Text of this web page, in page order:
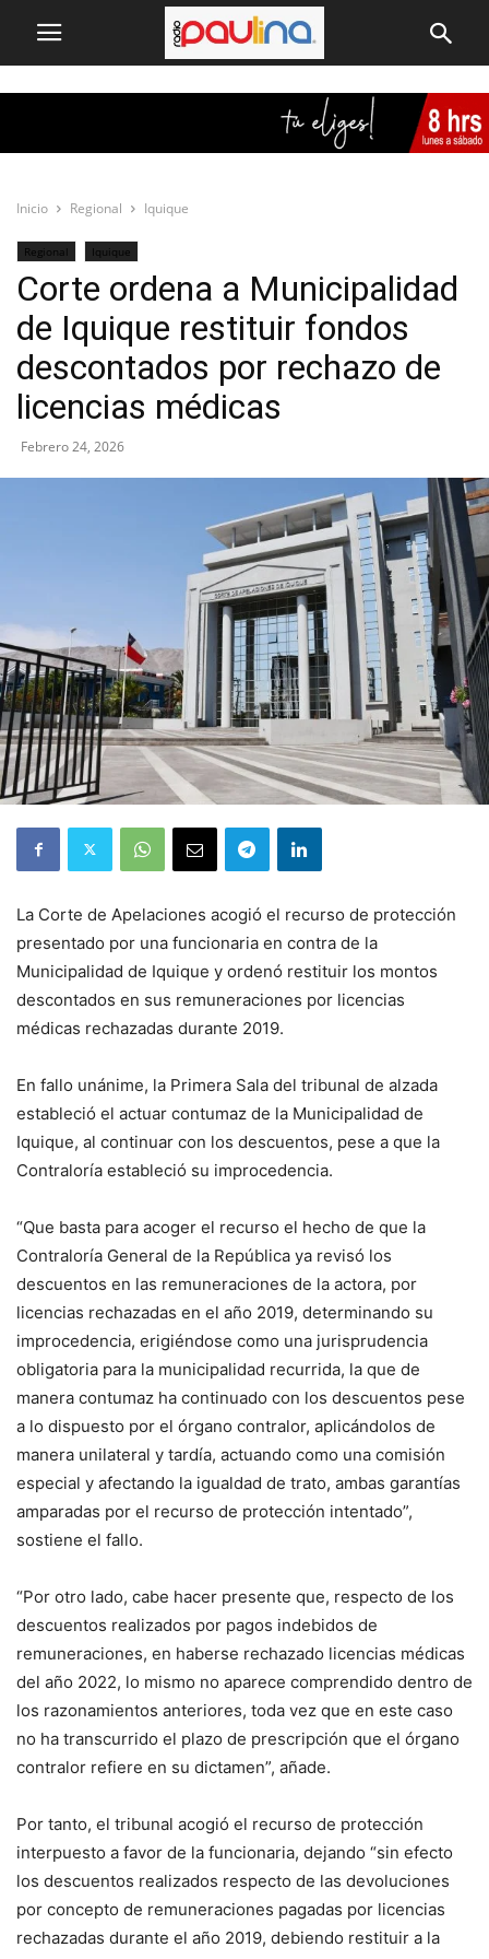
Inicio Regional Iquique
Regional Iquique
Corte ordena a Municipalidad
de Iquique restituir fondos
descontados por rechazo de
licencias médicas
Febrero 24, 2026
La Corte de Apelaciones acogió el recurso de protección
presentado por una funcionaria en contra de la
Municipalidad de Iquique y ordenó restituir los montos
descontados en sus remuneraciones por licencias
médicas rechazadas durante 2019.
En fallo unánime, la Primera Sala del tribunal de alzada
estableció el actuar contumaz de la Municipalidad de
Iquique, al continuar con los descuentos, pese a que la
Contraloría estableció su improcedencia.
“Que basta para acoger el recurso el hecho de que la
Contraloría General de la República ya revisó los
descuentos en las remuneraciones de la actora, por
licencias rechazadas en el año 2019, determinando su
improcedencia, erigiéndose como una jurisprudencia
obligatoria para la municipalidad recurrida, la que de
manera contumaz ha continuado con los descuentos pese
a lo dispuesto por el órgano contralor, aplicándolos de
manera unilateral y tardía, actuando como una comisión
especial y afectando la igualdad de trato, ambas garantías
amparadas por el recurso de protección intentado”,
sostiene el fallo.
“Por otro lado, cabe hacer presente que, respecto de los
descuentos realizados por pagos indebidos de
remuneraciones, en haberse rechazado licencias médicas
del año 2022, lo mismo no aparece comprendido dentro de
los razonamientos anteriores, toda vez que en este caso
no ha transcurrido el plazo de prescripción que el órgano
contralor refiere en su dictamen”, añade.
Por tanto, el tribunal acogió el recurso de protección
interpuesto a favor de la funcionaria, dejando “sin efecto
los descuentos realizados respecto de las devoluciones
por concepto de remuneraciones pagadas por licencias
rechazadas durante el año 2019, debiendo restituir a la